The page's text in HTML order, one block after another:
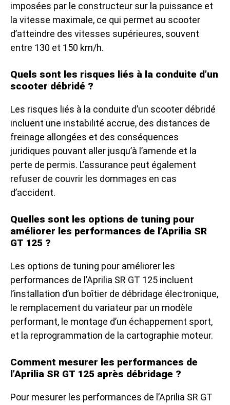
imposées par le constructeur sur la puissance et
la vitesse maximale, ce qui permet au scooter
d’atteindre des vitesses supérieures, souvent
entre 130 et 150 km/h.
Quels sont les risques liés à la conduite d’un
scooter débridé ?
Les risques liés à la conduite d’un scooter débridé
incluent une instabilité accrue, des distances de
freinage allongées et des conséquences
juridiques pouvant aller jusqu’à l’amende et la
perte de permis. L’assurance peut également
refuser de couvrir les dommages en cas
d’accident.
Quelles sont les options de tuning pour
améliorer les performances de l’Aprilia SR
GT 125 ?
Les options de tuning pour améliorer les
performances de l’Aprilia SR GT 125 incluent
l’installation d’un boîtier de débridage électronique,
le remplacement du variateur par un modèle
performant, le montage d’un échappement sport,
et la reprogrammation de la cartographie moteur.
Comment mesurer les performances de
l’Aprilia SR GT 125 après débridage ?
Pour mesurer les performances de l’Aprilia SR GT